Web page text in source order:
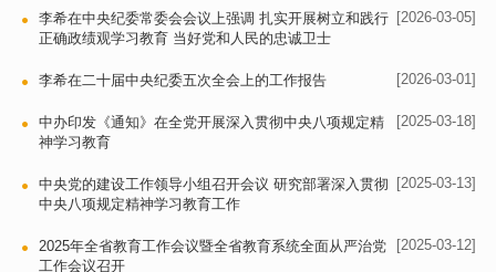
[2026-03-05]
李希在中央纪委常委会会议上强调 扎实开展树立和践行
正确政绩观学习教育 当好党和人民的忠诚卫士
[2026-03-01]
李希在二十届中央纪委五次全会上的工作报告
[2025-03-18]
中办印发《通知》在全党开展深入贯彻中央八项规定精
神学习教育
[2025-03-13]
中央党的建设工作领导小组召开会议 研究部署深入贯彻
中央八项规定精神学习教育工作
[2025-03-12]
2025年全省教育工作会议暨全省教育系统全面从严治党
工作会议召开